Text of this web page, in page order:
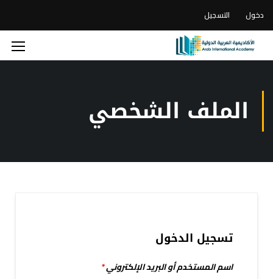
دخول التسجيل
الملف الشخصي
تسجيل الدخول
اسم المستخدم أو البريد الإلكتروني*